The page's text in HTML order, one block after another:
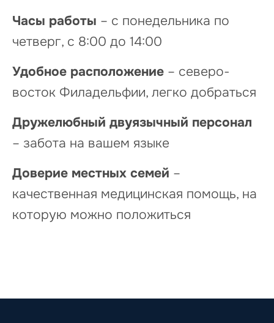
Часы работы – с понедельника по
четверг, с 8:00 до 14:00
Удобное расположение – северо-
восток Филадельфии, легко добраться
Дружелюбный двуязычный персонал
– забота на вашем языке
Доверие местных семей –
качественная медицинская помощь, на
которую можно положиться